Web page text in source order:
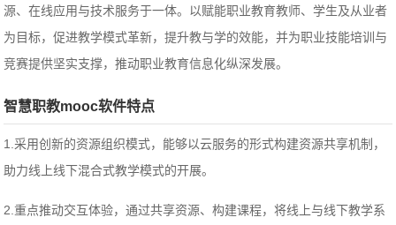
源、在线应用与技术服务于一体。以赋能职业教育教师、学生及从业者
为目标，促进教学模式革新，提升教与学的效能，并为职业技能培训与
竞赛提供坚实支撑，推动职业教育信息化纵深发展。
智慧职教mooc软件特点
1.采用创新的资源组织模式，能够以云服务的形式构建资源共享机制，
助力线上线下混合式教学模式的开展。
2.重点推动交互体验，通过共享资源、构建课程，将线上与线下教学系